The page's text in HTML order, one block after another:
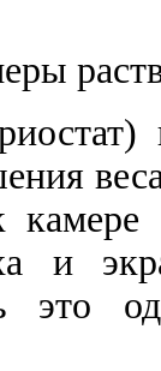
и
это